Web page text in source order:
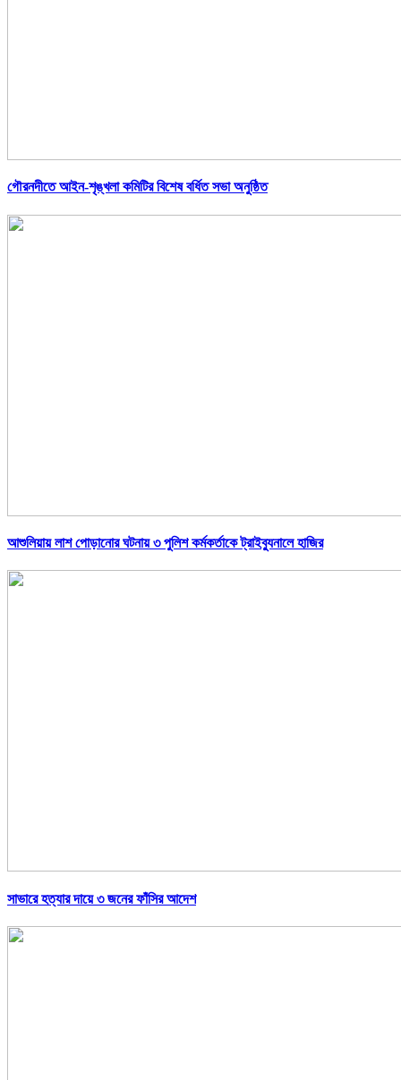
গৌরনদীতে আইন-শৃঙ্খলা কমিটির বিশেষ বর্ধিত সভা অনুষ্ঠিত
আশুলিয়ায় লাশ পোড়ানোর ঘটনায় ৩ পুলিশ কর্মকর্তাকে ট্রাইব্যুনালে হাজির
সাভারে হত্যার দায়ে ৩ জনের ফাঁসির আদেশ